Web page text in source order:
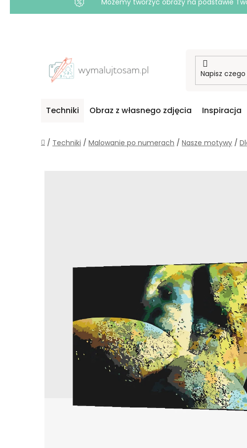
Możemy tworzyć obrazy na podstawie
Techniki Obraz z własnego zdjęcia Inspiracja
Home
/ Techniki / Malowanie po numerach / Nasze motywy /